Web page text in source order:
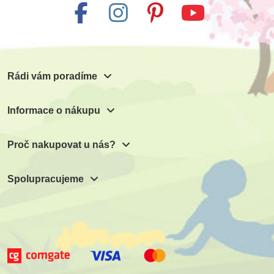
Rádi vám poradíme
Informace o nákupu
Proč nakupovat u nás?
Spolupracujeme